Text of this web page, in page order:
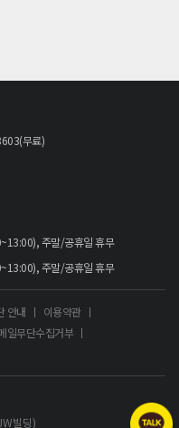
무료)
주말/공휴일 휴무
주말/공휴일 휴무
안내
이용약관
일무단수집거부
빌딩)